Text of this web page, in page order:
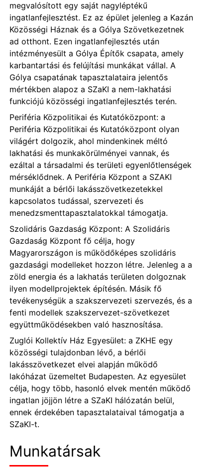
megvalósított egy saját nagyléptékű
ingatlanfejlesztést. Ez az épület jelenleg a Kazán
Közösségi Háznak és a Gólya Szövetkezetnek
ad otthont. Ezen ingatlanfejlesztés után
intézményesült a Gólya Építők csapata, amely
karbantartási és felújítási munkákat vállal. A
Gólya csapatának tapasztalataira jelentős
mértékben alapoz a SZaKI a nem-lakhatási
funkciójú közösségi ingatlanfejlesztés terén.
Periféria Közpolitikai és Kutatóközpont: a
Periféria Közpolitikai és Kutatóközpont olyan
világért dolgozik, ahol mindenkinek méltó
lakhatási és munkakörülményei vannak, és
ezáltal a társadalmi és területi egyenlőtlenségek
mérséklődnek. A Periféria Központ a SZAKI
munkáját a bérlői lakásszövetkezetekkel
kapcsolatos tudással, szervezeti és
menedzsmenttapasztalatokkal támogatja.
Szolidáris Gazdaság Központ: A Szolidáris
Gazdaság Központ fő célja, hogy
Magyarországon is működőképes szolidáris
gazdasági modelleket hozzon létre. Jelenleg a a
zöld energia és a lakhatás területen dolgoznak
ilyen modellprojektek építésén. Másik fő
tevékenységük a szakszervezeti szervezés, és a
fenti modellek szakszervezet-szövetkezet
együttműködésekben való hasznosítása.
Zuglói Kollektív Ház Egyesület: a ZKHE egy
közösségi tulajdonban lévő, a bérlői
lakásszövetkezet elvei alapján működő
lakóházat üzemeltet Budapesten. Az egyesület
célja, hogy több, hasonló elvek mentén működő
ingatlan jöjjön létre a SZaKI hálózatán belül,
ennek érdekében tapasztalataival támogatja a
SZaKI-t.
Munkatársak